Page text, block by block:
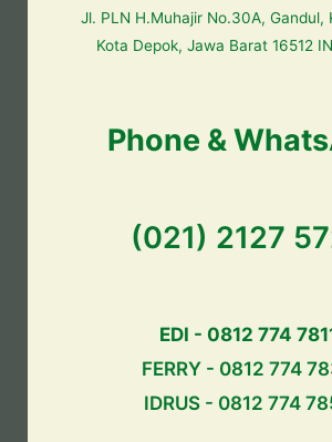
Jl. PLN H.Muhajir No.30A, Gandul,
Kota Depok, Jawa Barat 16512
Phone &
(021) 2127
EDI - 0812 774
FERRY - 0812 774
IDRUS - 0812 774